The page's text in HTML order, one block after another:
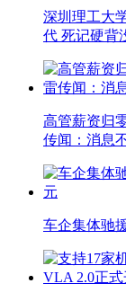
深圳理工大
代 死记硬背
高管薪资归
传闻：消息
车企集体驰